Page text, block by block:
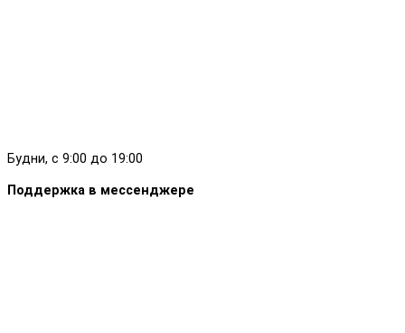
Будни, с 9:00 до 19:00
Поддержка в мессенджере